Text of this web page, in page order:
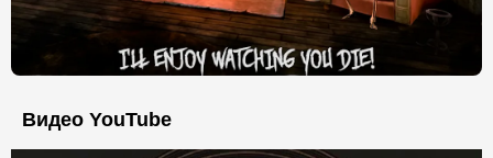
Видео YouTube